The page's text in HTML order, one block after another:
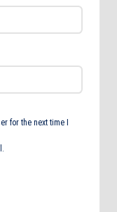
for the next time I